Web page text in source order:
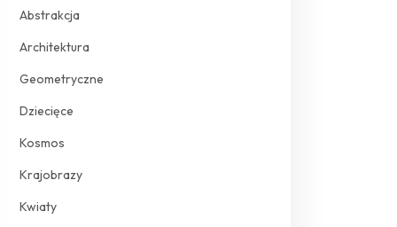
Abstrakcja
Architektura
Geometryczne
Dziecięce
Kosmos
Krajobrazy
Kwiaty